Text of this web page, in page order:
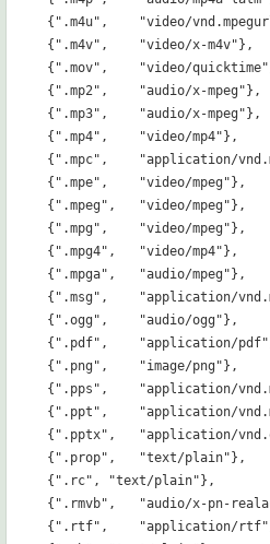
{".m4u",    "video/
{".m4v",    "video/x-
{".mov",    "video/
{".mp2",    "audio/x-
{".mp3",    "audio/x-
{".mp4",    "video/mp4"},
{".mpc",
{".mpe",    "video/
{".mpeg",   "video/
{".mpg",    "video/
{".mpg4",   "video/
{".mpga",   "audio/mpeg"},
{".msg",    "application/
{".ogg",    "audio/ogg"},
{".pdf",    "application/
{".png",    "image/png"},
{".pps",    "application/
{".ppt",    "application/
{".pptx",   "application/
{".prop",   "text/plain"},
{".rc", "text/plain"},
{".rmvb",   "audio/x-pn-
{".rtf",    "application/